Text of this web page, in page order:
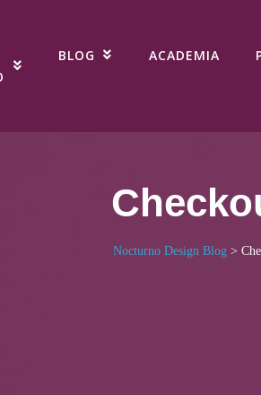
BLOG ACADEMIA
Nocturno Design Blog >